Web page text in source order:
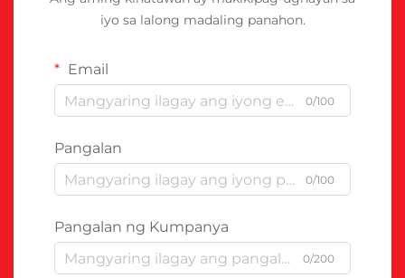
iyo sa lalong madaling panahon.
Email
0/100
Pangalan
0/100
Pangalan ng Kumpanya
0/200